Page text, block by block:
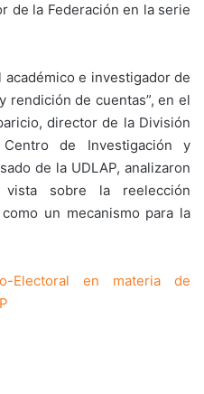
de la Federación en la serie
e investigador de
rendición de cuentas”, en el
director de la División
de Investigación y
de la UDLAP, analizaron
sobre la reelección
un mecanismo para la
Electoral en materia de